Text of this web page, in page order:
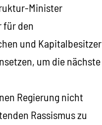
Minister
für den
und Kapitalbesitzer
um die nächste
Regierung nicht
Rassismus zu